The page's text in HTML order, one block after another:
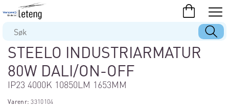
STEELO INDUSTRIARMATUR
80W DALI/ON-OFF
IP23 4000K 10850LM 1653MM
Varenr:3310104